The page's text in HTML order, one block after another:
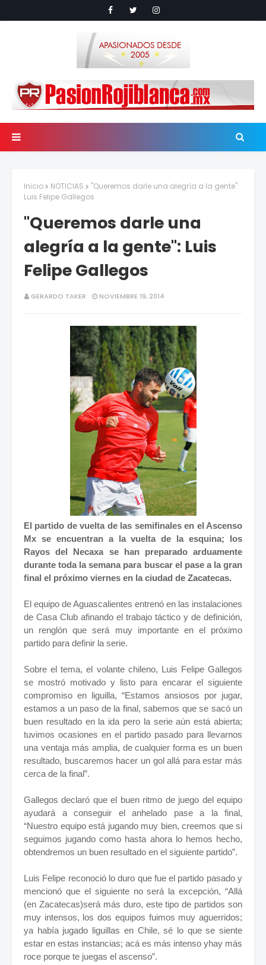
Inicio NOTICIAS
"Queremos darle una alegría a la gente":
Luis Felipe Gallegos
"Queremos darle una
alegría a la gente": Luis
Felipe Gallegos
GERARDO TAKER NOVIEMBRE 19, 2014
El partido de vuelta de las semifinales en el Ascenso
Mx se encuentran a la vuelta de la esquina; los
Rayos del Necaxa se han preparado arduamente
durante toda la semana para buscar el pase a la gran
final el próximo viernes en la ciudad de Zacatecas.
El equipo de Aguascalientes entrenó en las instalaciones
de Casa Club afinando el trabajo táctico y de definición,
un renglón que será muy importante en el próximo
partido para definir la serie.
Sobre el tema, el volante chileno, Luis Felipe Gallegos
se mostró motivado y listo para encarar el siguiente
compromiso en liguilla, “Estamos ansiosos por jugar,
estamos a un paso de la final, sabemos que se sacó un
buen resultado en la ida pero la serie aún está abierta;
tuvimos ocasiones en el partido pasado para llevarnos
una ventaja más amplia, de cualquier forma es un buen
resultado, buscaremos hacer un gol allá para estar más
cerca de la final”.
Gallegos declaró que el buen ritmo de juego del equipo
ayudará a conseguir el anhelado pase a la final,
“Nuestro equipo está jugando muy bien, creemos que si
seguimos jugando como hasta ahora lo hemos hecho,
obtendremos un buen resultado en el siguiente partido”.
Luis Felipe reconoció lo duro que fue el partido pasado y
mencionó que el siguiente no será la excepción, “Allá
(en Zacatecas)será más duro, este tipo de partidos son
muy intensos, los dos equipos fuimos muy aguerridos;
ya había jugado liguillas en Chile, sé lo que se siente
estar en estas instancias; acá es más intenso yhay más
roce porque te juegas el ascenso”.